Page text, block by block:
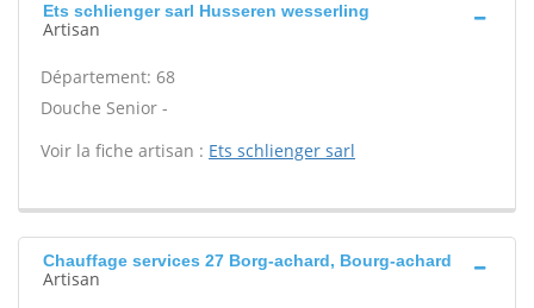
Ets schlienger sarl Husseren wesserling
Artisan
Département: 68
Douche Senior -
Voir la fiche artisan : Ets schlienger sarl
Chauffage services 27 Borg-achard, Bourg-achard
Artisan